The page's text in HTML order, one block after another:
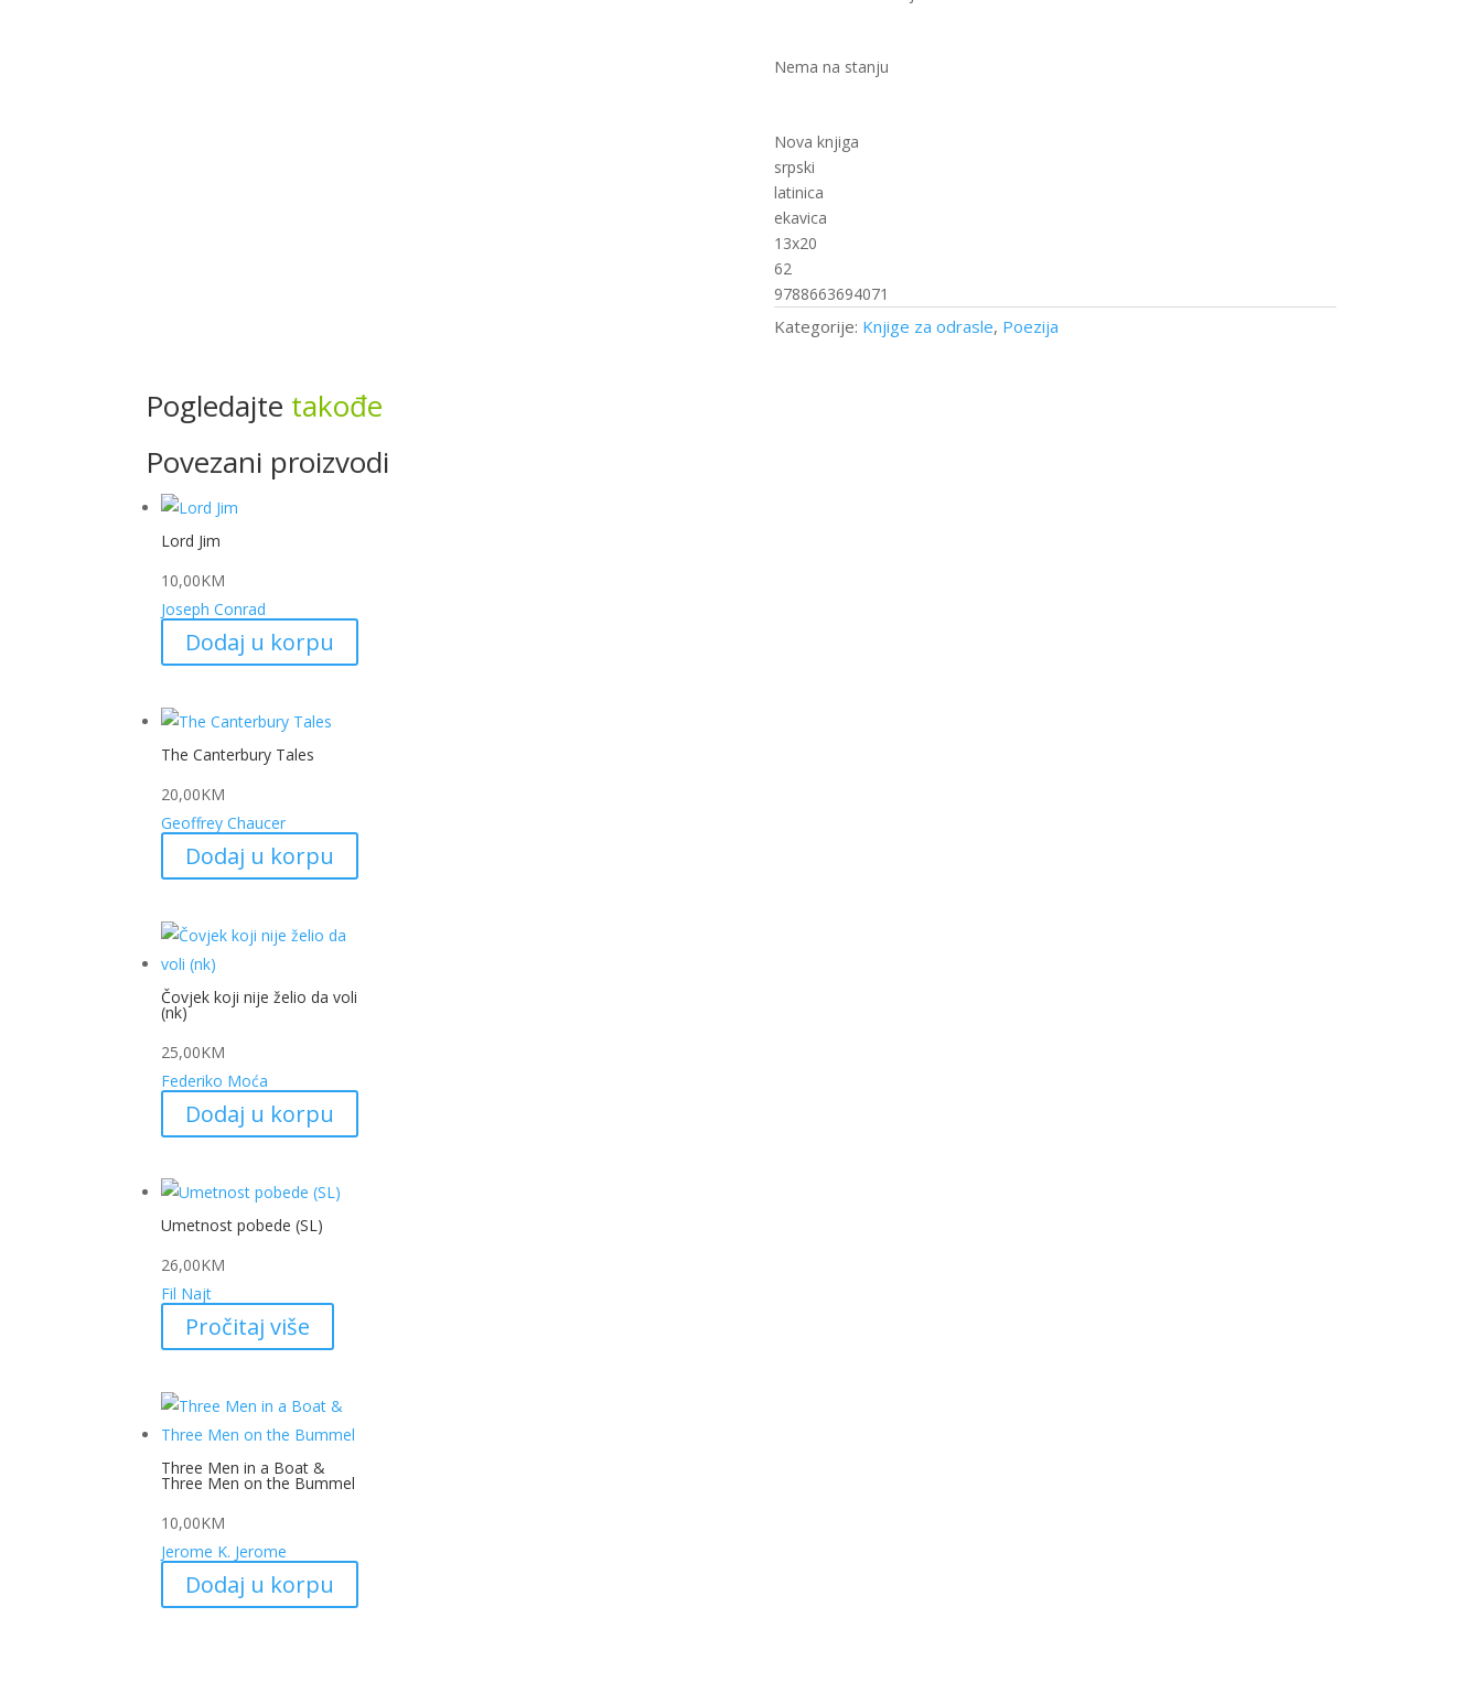
Nema na stanju
Nova knjiga
srpski
latinica
ekavica
13x20
62
9788663694071
Kategorije: Knjige za odrasle, Poezija
Pogledajte takođe
Povezani proizvodi
Lord Jim
10,00KM
Joseph Conrad
Dodaj u korpu
The Canterbury Tales
20,00KM
Geoffrey Chaucer
Dodaj u korpu
Čovjek koji nije želio da voli
(nk)
25,00KM
Federiko Moća
Dodaj u korpu
Umetnost pobede (SL)
26,00KM
Fil Najt
Pročitaj više
Three Men in a Boat &
Three Men on the Bummel
10,00KM
Jerome K. Jerome
Dodaj u korpu